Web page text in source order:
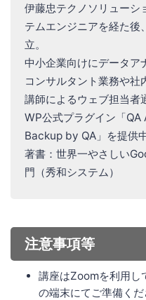
伊藤忠テクノソリューシ
テムエンジニアを経た後
立。
中小企業向けにデータア
コンサルタント業務や社
講師によるウェブ担当者
WP公式プラグイン「
Backup by QA」を提供中
著書：世界一やさしい
門（秀和システム）
注意事項等
講座はZoomを利用し
の端末にてご準備くだ